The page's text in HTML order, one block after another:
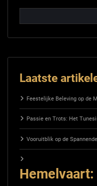
Laatste
Feestelijke Beleving op de
Passie en Trots: Het
Vooruitblik op de